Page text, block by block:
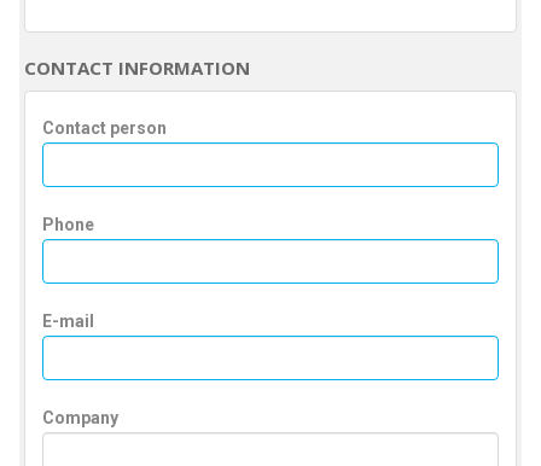
CONTACT INFORMATION
Contact person
Phone
E-mail
Company